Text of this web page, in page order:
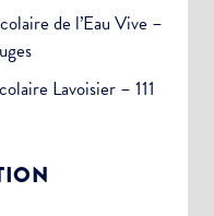
de l’Eau Vive –
Lavoisier – 111